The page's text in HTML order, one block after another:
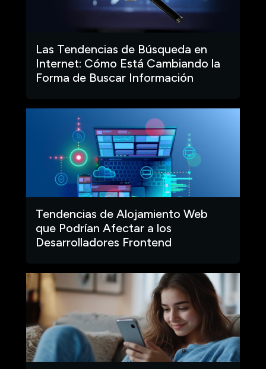
Las Tendencias de Búsqueda en
Internet: Cómo Está Cambiando la
Forma de Buscar Información
Tendencias de Alojamiento Web
que Podrían Afectar a los
Desarrolladores Frontend